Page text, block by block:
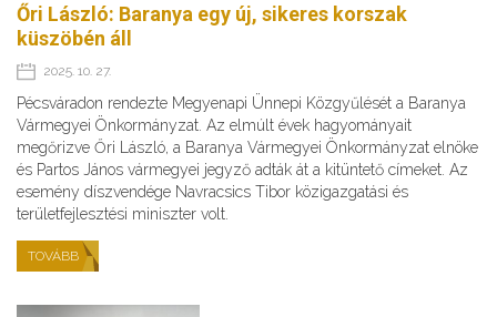
Őri László: Baranya egy új, sikeres korszak
küszöbén áll
2025. 10. 27.
Pécsváradon rendezte Megyenapi Ünnepi Közgyűlését a Baranya
Vármegyei Önkormányzat. Az elmúlt évek hagyományait
megőrizve Őri László, a Baranya Vármegyei Önkormányzat elnöke
és Partos János vármegyei jegyző adták át a kitüntető címeket. Az
esemény díszvendége Navracsics Tibor közigazgatási és
területfejlesztési miniszter volt.
TOVÁBB